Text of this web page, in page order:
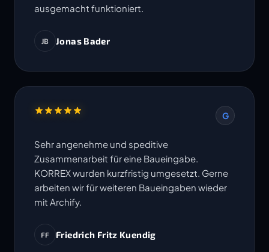
ausgemacht funktioniert.
JB Jonas Bader
G
Sehr angenehme und speditive
Zusammenarbeit für eine Baueingabe.
KORREX wurden kurzfristig umgesetzt. Gerne
arbeiten wir für weiteren Baueingaben wieder
mit Archify.
FF Friedrich Fritz Kuendig